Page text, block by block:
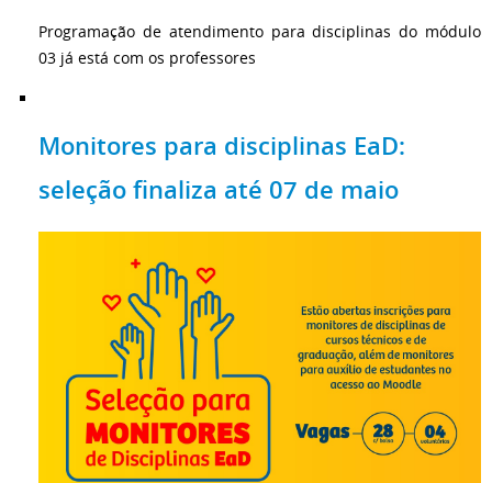
Programação de atendimento para disciplinas do módulo
03 já está com os professores
Monitores para disciplinas EaD:
seleção finaliza até 07 de maio